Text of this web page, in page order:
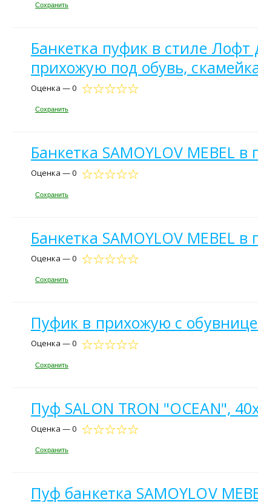
Сохранить
Банкетка пуфик в стиле
прихожую под обувь,
Оценка — 0
Сохранить
Банкетка SAMOYLOV
Оценка — 0
Сохранить
Банкетка SAMOYLOV
Оценка — 0
Сохранить
Пуфик в прихожую с
Оценка — 0
Сохранить
Пуф SALON TRON "OCEAN",
Оценка — 0
Сохранить
Пуф банкетка SAMOYLOV